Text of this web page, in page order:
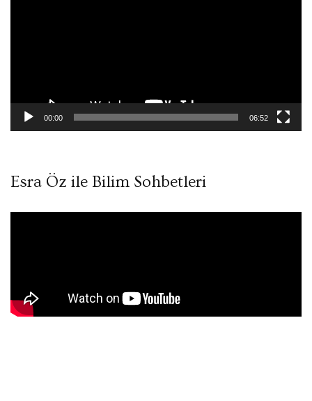
00:00 06:52
Esra Öz ile Bilim Sohbetleri